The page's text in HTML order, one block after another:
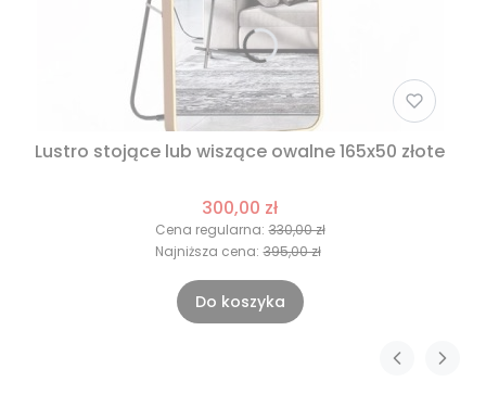
Lustro stojące lub wiszące owalne 165x50 złote
300,00 zł
Cena regularna: 330,00 zł
Najniższa cena: 395,00 zł
Do koszyka